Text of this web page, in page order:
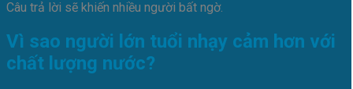
Câu trả lời sẽ khiến nhiều người bất ngờ.
Vì sao người lớn tuổi nhạy cảm hơn với
chất lượng nước?